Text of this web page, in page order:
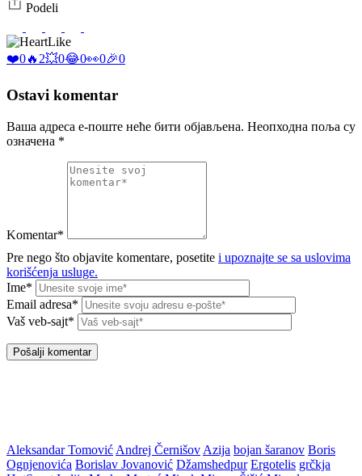
Podeli
Like
❤️0🔥 2💥0😂0👀0🎉0
Ostavi komentar
Ваша адреса е-поште неће бити објављена. Неопходна поља су
означена *
Komentar*
Pre nego što objavite komentare, posetite i upoznajte se sa uslovima
korišćenja usluge.
Ime*
Email adresa*
Vaš veb-sajt*
Aleksandar Tomović Andrej Černišov Azija bojan šaranov Boris
Ognjenovića Borislav Jovanović Džamshedpur Ergotelis grčkja